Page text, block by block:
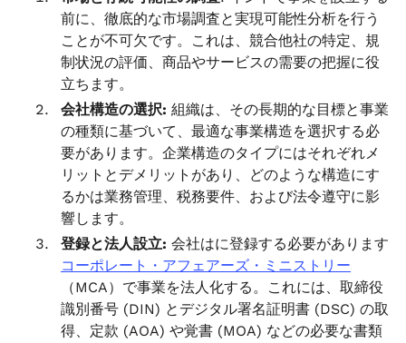
前に、徹底的な市場調査と実現可能性分析を行う
ことが不可欠です。これは、競合他社の特定、規
制状況の評価、商品やサービスの需要の把握に役
立ちます。
会社構造の選択: 組織は、その長期的な目標と事業
の種類に基づいて、最適な事業構造を選択する必
要があります。企業構造のタイプにはそれぞれメ
リットとデメリットがあり、どのような構造にす
るかは業務管理、税務要件、および法令遵守に影
響します。
登録と法人設立: 会社はに登録する必要があります
コーポレート・アフェアーズ・ミニストリー
（MCA）で事業を法人化する。これには、取締役
識別番号 (DIN) とデジタル署名証明書 (DSC) の取
得、定款 (AOA) や覚書 (MOA) などの必要な書類